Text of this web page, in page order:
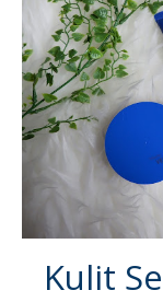
Kulit